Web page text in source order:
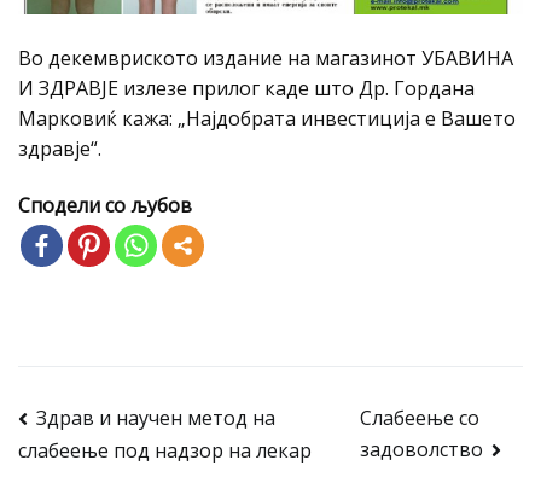
Во декемвриското издание на магазинот УБАВИНА
И ЗДРАВЈЕ излезе прилог каде што Др. Гордана
Марковиќ кажа: „Најдобрата инвестиција е Вашето
здравје“.
Сподели со љубов
Post
Здрав и научен метод на
слабеење под надзор на лекар
Слабеење со
задоволство